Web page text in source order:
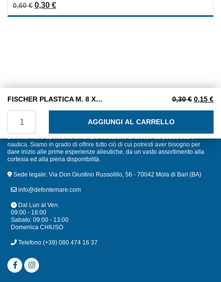
out
of
0,60€ Il prezzo originale era: 0,60 €.
0,30 €Il prezzo attuale è: 0,30 €.
FISCHER PLASTICA M. 8 X 80 CON ORLO CON VITE 0,30€ Il
0,15 €Il
AGGIUNGI AL CARRELLO
Defonte Mare Sport offre un'ampia selezione di articoli da pesca sub e
nautica. Siamo in grado di offrire tutto ciò di cui potresti aver bisogno per
dare inizio alle prime esperienze alieutiche, da un vasto assortimento alla
cortesia ed alla piena disponibilità.
Sede legale: Via Don Giustino Russolillo, 56 - 70042 Mola di Bari (BA)
info@defontemare.com
Dal Lun al Ven.
09:00 - 18:00
Sabato: 09:00 - 13:00
Domenica CHIUSO
Telefono (+39) 080 474 16 37